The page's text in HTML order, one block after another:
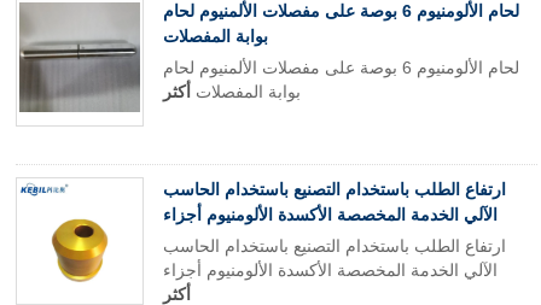
لحام الألومنيوم 6 بوصة على مفصلات الألمنيوم لحام
بوابة المفصلات
لحام الألومنيوم 6 بوصة على مفصلات الألمنيوم لحام
بوابة المفصلات أكثر
ارتفاع الطلب باستخدام التصنيع باستخدام الحاسب
الآلي الخدمة المخصصة الأكسدة الألومنيوم أجزاء
ارتفاع الطلب باستخدام التصنيع باستخدام الحاسب
الآلي الخدمة المخصصة الأكسدة الألومنيوم أجزاء
أكثر